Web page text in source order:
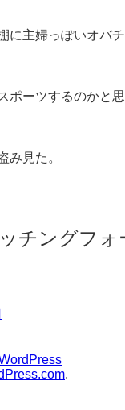
に主婦っぽいオバ
ポーツするのかと
み見た。
チングフォ
.